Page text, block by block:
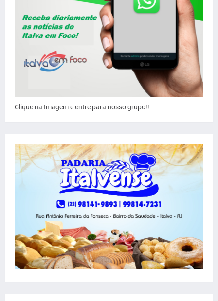
Clique na Imagem e entre para nosso grupo!!